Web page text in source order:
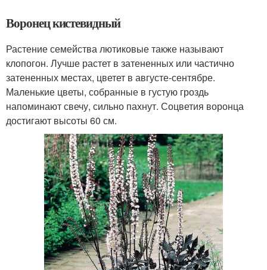
Воронец кистевидный
Растение семейства лютиковые также называют
клопогон. Лучше растет в затененных или частично
затененных местах, цветет в августе-сентябре.
Маленькие цветы, собранные в густую гроздь
напоминают свечу, сильно пахнут. Соцветия воронца
достигают высоты 60 см.